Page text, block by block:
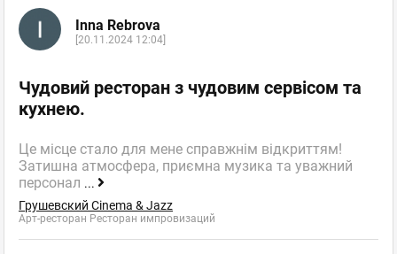
Inna Rebrova
[20.11.2024 12:04]
Чудовий ресторан з чудовим сервісом та
кухнею.
Це місце стало для мене справжнім відкриттям!
Затишна атмосфера, приємна музика та уважний
персонал ...
Грушевский Cinema & Jazz
Арт-ресторан Ресторан импровизаций